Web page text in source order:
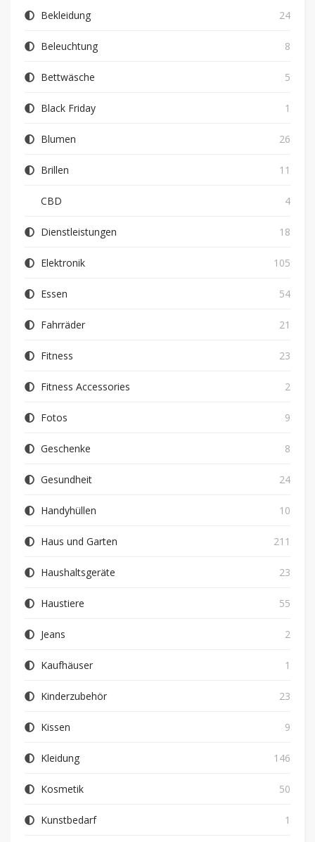
Bekleidung 24
Beleuchtung 8
Bettwäsche 5
Black Friday 1
Blumen 26
Brillen 11
CBD 4
Dienstleistungen 18
Elektronik 105
Essen 54
Fahrräder 21
Fitness 23
Fitness Accessories 2
Fotos 9
Geschenke 8
Gesundheit 24
Handyhüllen 10
Haus und Garten 211
Haushaltsgeräte 23
Haustiere 55
Jeans 2
Kaufhäuser 1
Kinderzubehör 23
Kissen 9
Kleidung 146
Kosmetik 50
Kunstbedarf 1